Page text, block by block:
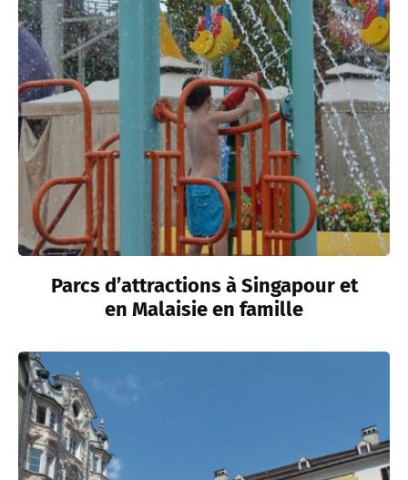
Parcs d’attractions à Singapour et
en Malaisie en famille